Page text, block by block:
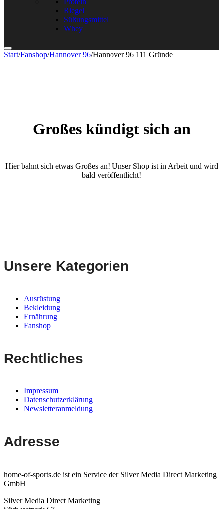
Protein
Riegel
Süßungsmittel
Whey
Start/Fanshop/Hannover 96/Hannover 96 111 Gründe
Großes kündigt sich an
Hier bahnt sich etwas Großes an! Unser Shop ist in Arbeit und wird
bald veröffentlicht!
Unsere Kategorien
Ausrüstung
Bekleidung
Ernährung
Fanshop
Rechtliches
Impressum
Datenschutzerklärung
Newsletteranmeldung
Adresse
home-of-sports.de ist ein Service der Silver Media Direct Marketing
GmbH
Silver Media Direct Marketing